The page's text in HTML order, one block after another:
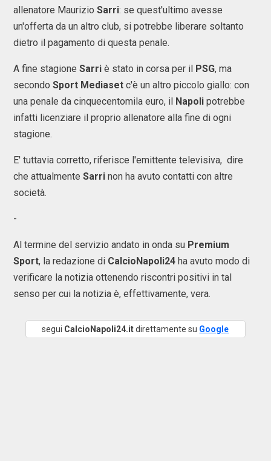
allenatore Maurizio Sarri: se quest'ultimo avesse
un'offerta da un altro club, si potrebbe liberare soltanto
dietro il pagamento di questa penale.
A fine stagione Sarri è stato in corsa per il PSG, ma
secondo Sport Mediaset c'è un altro piccolo giallo: con
una penale da cinquecentomila euro, il Napoli potrebbe
infatti licenziare il proprio allenatore alla fine di ogni
stagione.
E' tuttavia corretto, riferisce l'emittente televisiva, dire
che attualmente Sarri non ha avuto contatti con altre
società.
-
Al termine del servizio andato in onda su Premium
Sport, la redazione di CalcioNapoli24 ha avuto modo di
verificare la notizia ottenendo riscontri positivi in tal
senso per cui la notizia è, effettivamente, vera.
segui CalcioNapoli24.itdirettamente su Google